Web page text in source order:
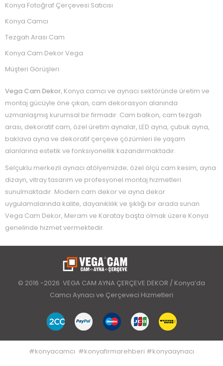
Konya Fotoğraf Çerçevesi Satıcısı
Konya Camcı
Tezgah Arası Cam
Konya Cam Dekor Vega
Müşteri Görüşleri
Vega Cam Dekor, Konya camcı ve aynacı sektöründe üretim ve
montaj gücüyle öne çıkan, cam dekorasyon alanında
uzmanlaşmış kurumsal bir firmadır. Cam balkon, cam tezgah
arası, dekoratif cam, özel üretim aynalar, LED ayna, çubuk ayna,
baklava ayna ve dekoratif çerçeve çözümleri ile yaşam
alanlarına estetik ve fonksiyonellik kazandırmaktadır.
Selçuklu merkezli aynacı atölyemizde; özel ölçü cam kesim, ayna
dizayn, vitray tasarım ve profesyonel montaj hizmetleri
sunulmaktadır. Modern cam dekor ve ayna dekor
uygulamalarında kalite, dayanıklılık ve şıklığı bir arada sunan
Vega Cam Dekor, Meram ve Karatay başta olmak üzere Konya
genelinde hizmet vermektedir.
© 2016 -2026 VEGA CAM AYNA ÇERÇEVE DEKOR / Konya’da
Camcı Aynacı ve Çerçeveci Hizmetleri
#konyacamcı #konyafirmarehberi #konyaaynacı